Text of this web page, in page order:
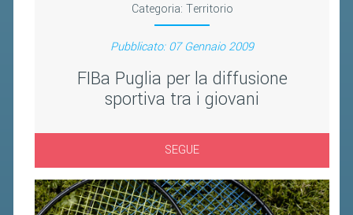
Categoria: Territorio
Pubblicato: 07 Gennaio 2009
FIBa Puglia per la diffusione
sportiva tra i giovani
SEGUE
FIBA PICKLEBALL TOUR
CLASSIFICHE PICKLEBALL
BANDI PUBBLICI
VOLA CON NOI 2026
2026